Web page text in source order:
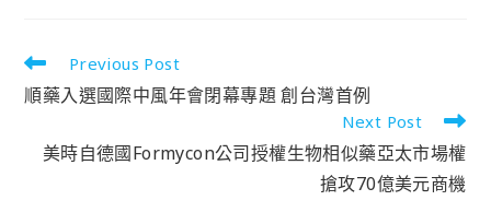
Previous Post
順藥入選國際中風年會閉幕專題 創台灣首例
Next Post
美時自德國Formycon公司授權生物相似藥亞太市場權
搶攻70億美元商機